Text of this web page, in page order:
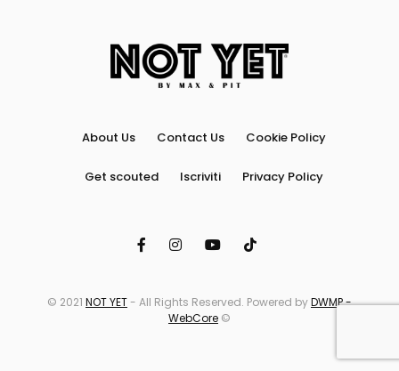
About Us Contact Us Cookie Policy
Get scouted Iscriviti Privacy Policy
© 2021 NOT YET- All Rights Reserved. Powered byDWMP -
WebCore©